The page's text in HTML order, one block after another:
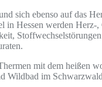
sich ebenso auf das
in Hessen werden
mit dem heißen
Wildbad im